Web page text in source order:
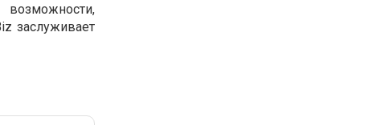
заслуживает